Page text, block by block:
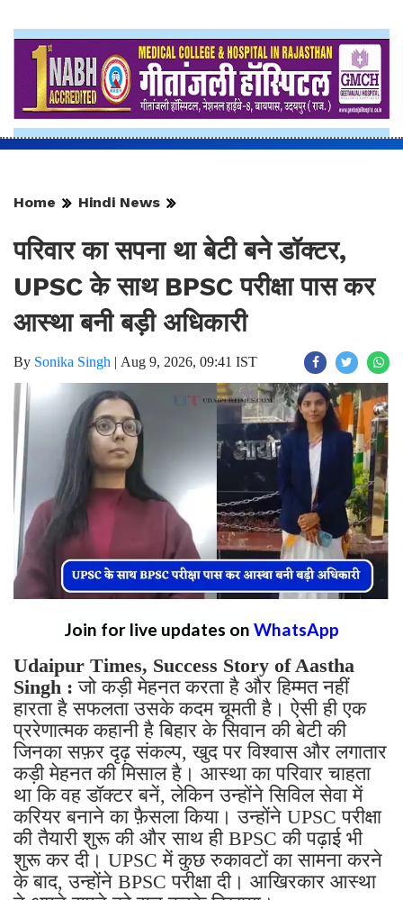
Home Hindi News
परिवार का सपना था बेटी बने डॉक्टर,
UPSC के साथ BPSC परीक्षा पास कर
आस्था बनी बड़ी अधिकारी
By Sonika Singh | Aug 9, 2026, 09:41 IST
Join for live updates on WhatsApp
Udaipur Times, Success Story of Aastha
Singh : जो कड़ी मेहनत करता है और हिम्मत नहीं
हारता है सफलता उसके कदम चूमती है। ऐसी ही एक
प्ररेणात्मक कहानी है बिहार के सिवान की बेटी की
जिनका सफ़र दृढ़ संकल्प, खुद पर विश्वास और लगातार
कड़ी मेहनत की मिसाल है। आस्था का परिवार चाहता
था कि वह डॉक्टर बनें, लेकिन उन्होंने सिविल सेवा में
करियर बनाने का फ़ैसला किया। उन्होंने UPSC परीक्षा
की तैयारी शुरू की और साथ ही BPSC की पढ़ाई भी
शुरू कर दी। UPSC में कुछ रुकावटों का सामना करने
के बाद, उन्होंने BPSC परीक्षा दी। आखिरकार आस्था